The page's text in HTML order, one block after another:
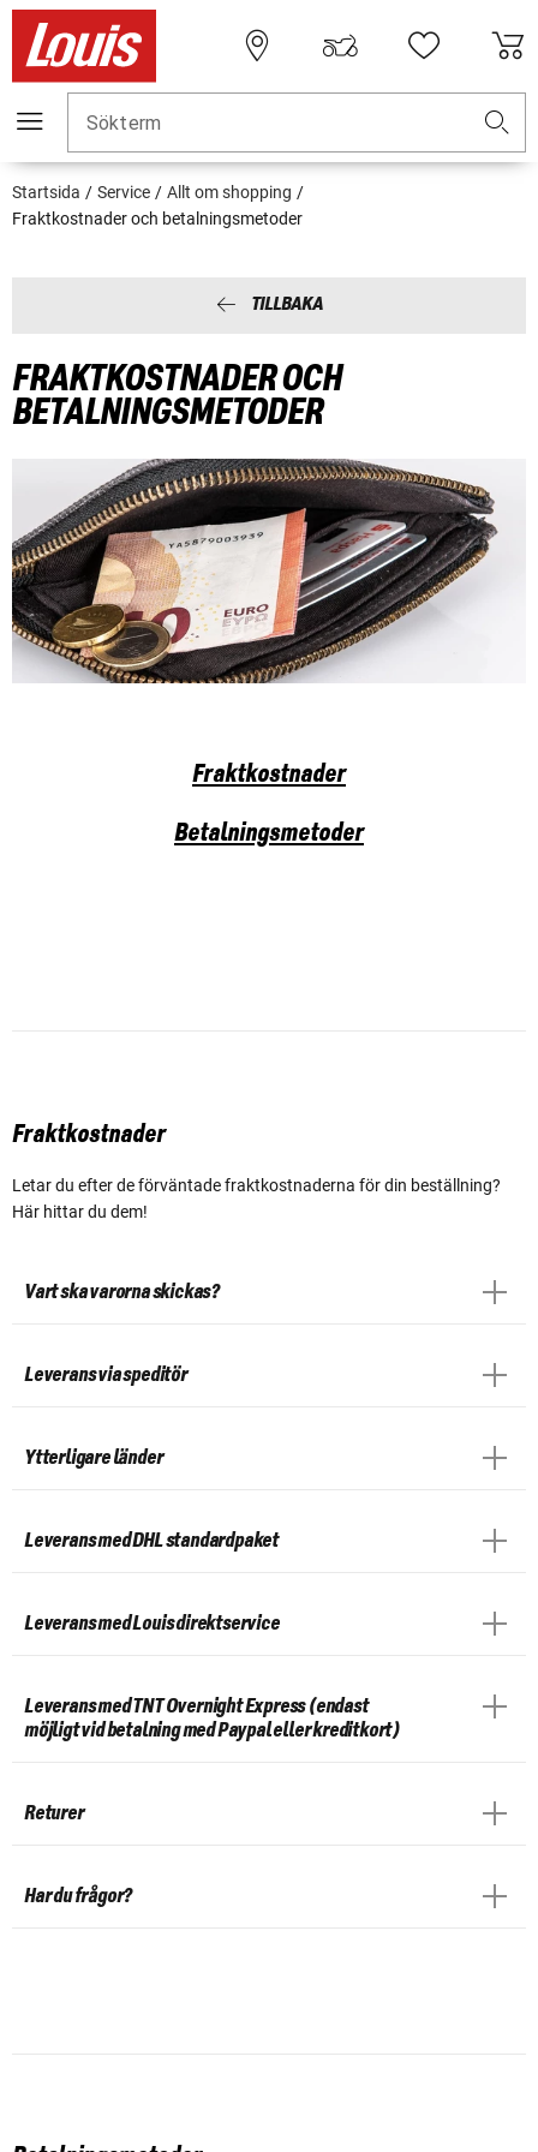
Sökterm
Startsida Service
Allt om shopping
Fraktkostnader och betalningsmetoder
TILLBAKA
FRAKTKOSTNADER OCH
BETALNINGSMETODER
Fraktkostnader
Betalningsmetoder
Fraktkostnader
Letar du efter de förväntade fraktkostnaderna för din beställning?
Här hittar du dem!
Vart ska varorna skickas?
Leverans via speditör
Ytterligare länder
Leverans med DHL standardpaket
Leverans med Louis direktservice
Leverans med TNT Overnight Express (endast
möjligt vid betalning med Paypal eller kreditkort)
Returer
Har du frågor?